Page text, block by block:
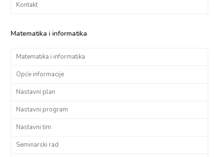
Kontakt
Matematika i informatika
Matematika i informatika
Opće informacije
Nastavni plan
Nastavni program
Nastavni tim
Seminarski rad